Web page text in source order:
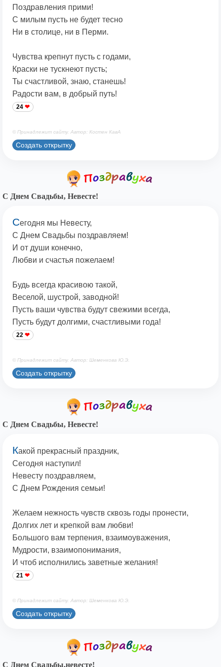
Поздравления прими!
С милым пусть не будет тесно
Ни в столице, ни в Перми.
Чувства крепнут пусть с годами,
Краски не тускнеют пусть;
Ты счастливой, знаю, станешь!
Радости вам, в добрый путь!
24
© Принадлежит сайту. Автор: Костен КавА
Создать открытку
С Днем Свадьбы, Невесте!
Сегодня мы Невесту,
С Днем Свадьбы поздравляем!
И от души конечно,
Любви и счастья пожелаем!
Будь всегда красивою такой,
Веселой, шустрой, заводной!
Пусть ваши чувства будут свежими всегда,
Пусть будут долгими, счастливыми года!
22
© Принадлежит сайту. Автор: Шеменкова Ю.Э.
Создать открытку
С Днем Свадьбы, Невесте!
Какой прекрасный праздник,
Сегодня наступил!
Невесту поздравляем,
С Днем Рождения семьи!
Желаем нежность чувств сквозь годы пронести,
Долгих лет и крепкой вам любви!
Большого вам терпения, взаимоуважения,
Мудрости, взаимопонимания,
И чтоб исполнились заветные желания!
21
© Принадлежит сайту. Автор: Шеменкова Ю.Э.
Создать открытку
С Днем Свадьбы,невесте!